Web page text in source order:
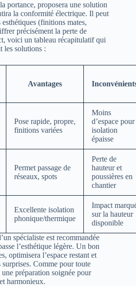
portance, proposera une solution
la conformité électrique. Il peut
(finitions mates,
précisément la perte de
voici un tableau récapitulatif qui
les solutions :
Avantages
Pose rapide, propre,
finitions variées
Moins
d’espace pour
isolation
épaisse
Permet passage de
réseaux, spots
Perte de
hauteur et
poussières en
chantier
Excellente isolation
phonique/thermique
Impact
sur la hauteur
disponible
spécialiste est recommandée
l’esthétique légère. Un bon
optimisera l’espace restant et
Comme pour toute
préparation soignée pour
harmonieux.